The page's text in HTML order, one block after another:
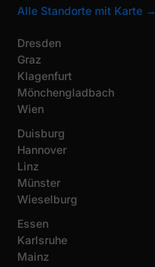
Alle Standorte mit Karte →
Dresden
Graz
Klagenfurt
Mönchengladbach
Wien
Duisburg
Hannover
Linz
Münster
Wieselburg
Essen
Karlsruhe
Mainz